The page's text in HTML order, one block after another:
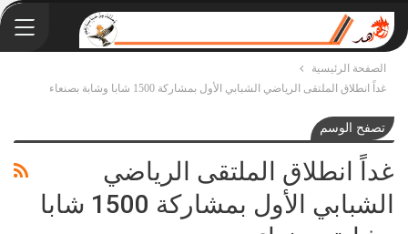
الصفحة الرئيسية
غداً انطلاق الملتقى الرياضي الشبابي الأول بمشاركة 1500 شابا وشابة بصنعاء
تصفح الوسم
غداً انطلاق الملتقى الرياضي
الشبابي الأول بمشاركة 1500 شابا